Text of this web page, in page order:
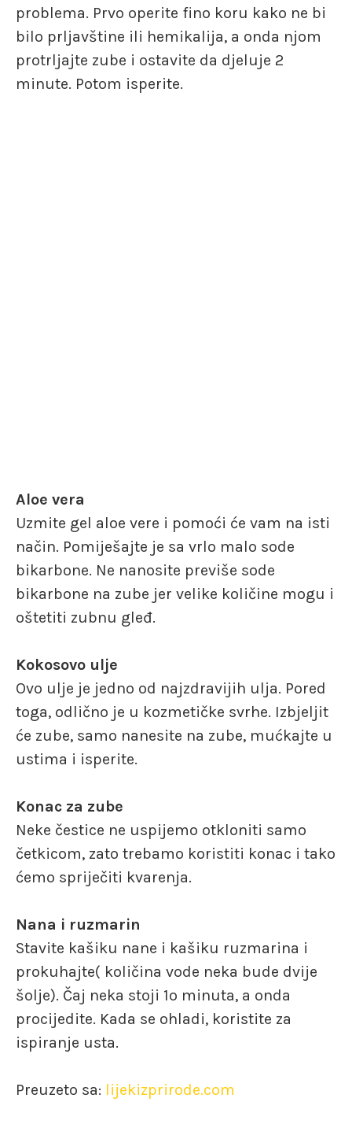
problema. Prvo operite fino koru kako ne bi
bilo prljavštine ili hemikalija, a onda njom
protrljajte zube i ostavite da djeluje 2
minute. Potom isperite.
Aloe vera
Uzmite gel aloe vere i pomoći će vam na isti
način. Pomiješajte je sa vrlo malo sode
bikarbone. Ne nanosite previše sode
bikarbone na zube jer velike količine mogu i
oštetiti zubnu gleđ.
Kokosovo ulje
Ovo ulje je jedno od najzdravijih ulja. Pored
toga, odlično je u kozmetičke svrhe. Izbjeljit
će zube, samo nanesite na zube, mućkajte u
ustima i isperite.
Konac za zube
Neke čestice ne uspijemo otkloniti samo
četkicom, zato trebamo koristiti konac i tako
ćemo spriječiti kvarenja.
Nana i ruzmarin
Stavite kašiku nane i kašiku ruzmarina i
prokuhajte( količina vode neka bude dvije
šolje). Čaj neka stoji 1o minuta, a onda
procijedite. Kada se ohladi, koristite za
ispiranje usta.
Preuzeto sa: lijekizprirode.com